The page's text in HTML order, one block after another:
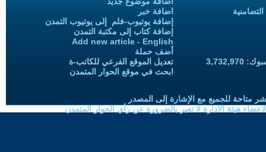
اضافة خبر
إضافة يوتيوب-فلم إلى يوتيوب التمدن
إضافة كتاب إلى مكتبة التمدن
Add new article - English
أضف حملة
تعديل الموقع الفرعي للكاتب-ة
ابحث في موقع الحوار المتمدن
متاحة للجميع مع الإشارة إلى المصدر
هيئة الادارة لا تعبر بالضرورة عن رأي الحوار المتمدن